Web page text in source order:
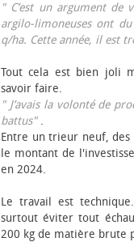
" C’est un argument de
argilo-limoneuses ont
q/ha. Cette année, il est
Tout cela est bien joli
savoir faire.
" J’avais la volonté de
battus".
Entre un trieur neuf, des
le montant de
en 2024.
Le travail est
surtout éviter tout
200 kg de matière brute